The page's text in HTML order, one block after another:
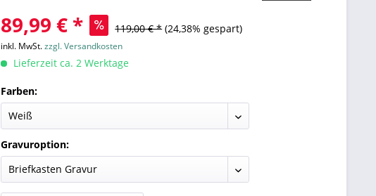
89,99 € * 119,00 € * (24,38% gespart)
inkl. MwSt.zzgl. Versandkosten
Lieferzeit ca. 2 Werktage
Farben:
Gravuroption: